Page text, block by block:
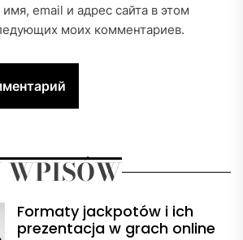
email и адрес сайта в этом
моих комментариев.
WPISÓW
Formaty jackpotów i ich
prezentacja w grach online